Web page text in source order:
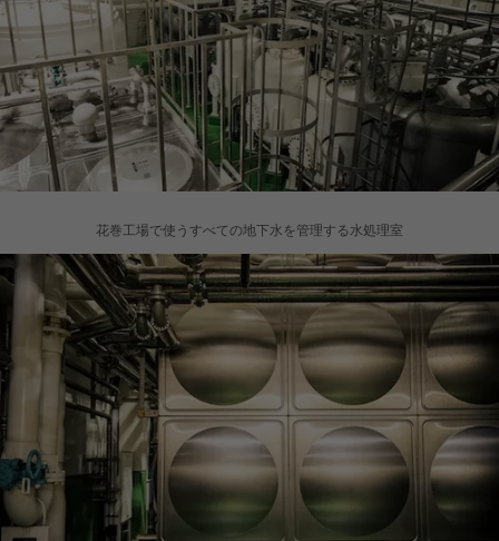
花巻工場で使うすべての地下水を管理する水処理室